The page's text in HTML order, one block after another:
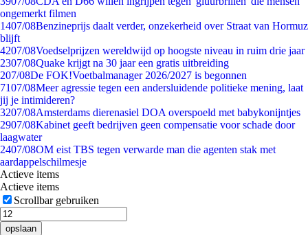
ongemerkt filmen
1407/08Benzineprijs daalt verder, onzekerheid over Straat van Hormuz
blijft
4207/08Voedselprijzen wereldwijd op hoogste niveau in ruim drie jaar
2307/08Quake krijgt na 30 jaar een gratis uitbreiding
207/08De FOK!Voetbalmanager 2026/2027 is begonnen
7107/08Meer agressie tegen een andersluidende politieke mening, laat
jij je intimideren?
3207/08Amsterdams dierenasiel DOA overspoeld met babykonijntjes
2907/08Kabinet geeft bedrijven geen compensatie voor schade door
laagwater
2407/08OM eist TBS tegen verwarde man die agenten stak met
aardappelschilmesje
Actieve items
Actieve items
Scrollbar gebruiken
opslaan